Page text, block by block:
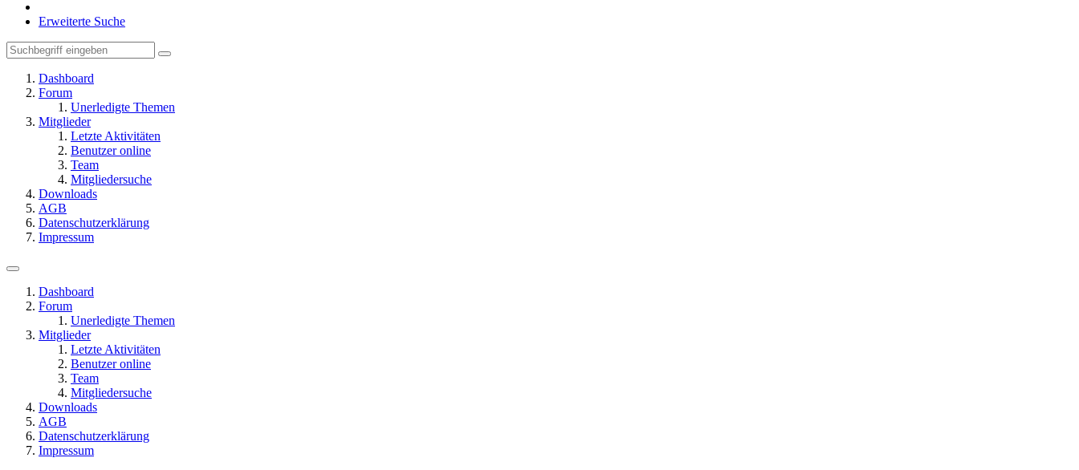
Erweiterte Suche
Dashboard
Forum
Unerledigte Themen
Mitglieder
Letzte Aktivitäten
Benutzer online
Team
Mitgliedersuche
Downloads
AGB
Datenschutzerklärung
Impressum
Dashboard
Forum
Unerledigte Themen
Mitglieder
Letzte Aktivitäten
Benutzer online
Team
Mitgliedersuche
Downloads
AGB
Datenschutzerklärung
Impressum